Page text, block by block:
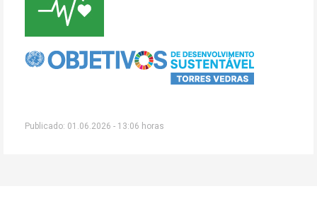
Publicado: 01.06.2026 - 13:06 horas